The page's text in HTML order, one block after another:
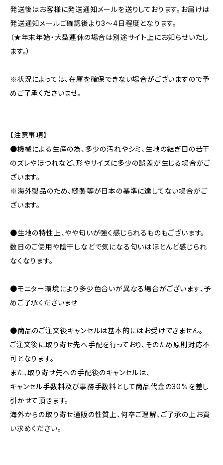
発送後はお客様に発送通知メールを送りしております。お届けは
発送通知メールご確認後より3〜4日程度となります。
（★年末年始・大型連休の場合は別途サイト上にお知らせいたし
ます。）
※状況によっては、在庫を確保できない場合がございますので予
めご了承くださいませ。
【注意事項】
●機械による生産の為、多少の汚れやシミ、生地の継ぎ目の若干
のズレやほつれなど、形やサイズに多少の誤差が生じる場合がご
ざいます。
※海外製品のため、縫製等が日本の基準に達してない場合がご
ざいます。
●生地の特性上、やや匂いが強く感じられるものもございます。
数日のご使用や陰干しなどで気になる匂いはほとんど感じられ
なくなります。
●モニター環境により多少色合いが異なる場合がございます、予
めご了承くださいませ
●商品のご注文後キャンセルは基本的にはお受けできません。
ご注文後に取り寄せ先へ手配を行っており、そのため原則対応不
可となります。
また、取り寄せ先への手配後のキャンセルは、
キャンセル手数料及び事務手数料として商品代金の30%を差し
引かせて頂きます。
海外からの取り寄せ通販の性質上、何卒ご理解、ご了承の上お買
い求めください。